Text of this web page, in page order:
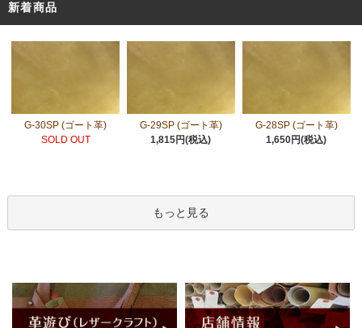
新着商品
G-30SP (ゴート革)
SOLD OUT
G-29SP (ゴート革)
1,815円(税込)
G-28SP (ゴート革)
1,650円(税込)
もっと見る